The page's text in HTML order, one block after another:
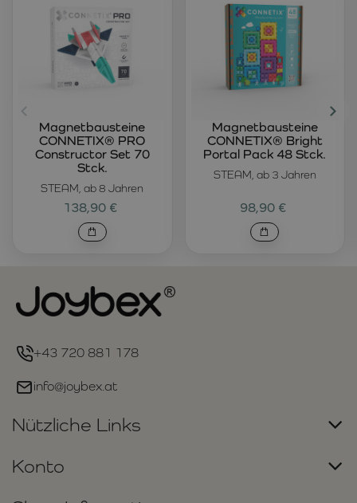
STEAM, ab 8 Jahren
Magnetbausteine
CONNETIX® PRO
Constructor Set 70
Stck.
138,90 €
STEAM, ab 3 Jahren
Magnetbausteine
CONNETIX® Bright
Portal Pack 48 Stck.
98,90 €
+43 720 881 178
info@joybex.at
Nützliche Links
Konto